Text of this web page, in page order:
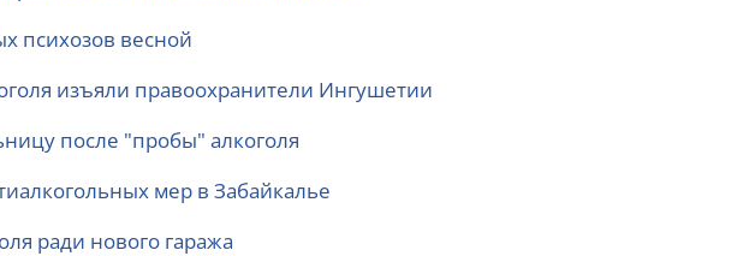
психозов весной
изъяли правоохранители Ингушетии
после "пробы" алкоголя
мер в Забайкалье
ради нового гаража